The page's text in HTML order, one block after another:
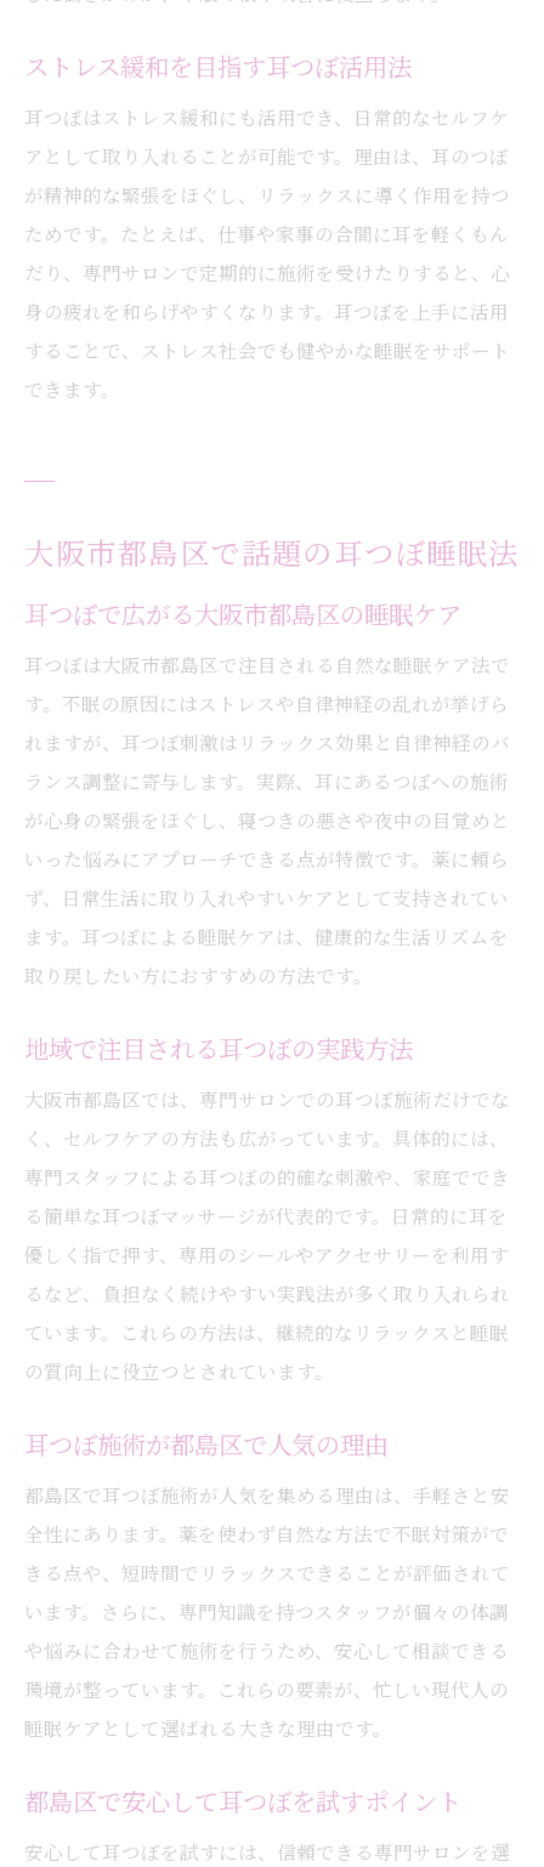
自然な眠りをサポートする耳つぼ活用術
快眠のための耳つぼルーティン例
耳つぼと共に取り入れたい生活習慣
ストレス緩和を目指す耳つぼ活用法
耳つぼはストレス緩和にも活用でき、日常的なセルフケ
アとして取り入れることが可能です。理由は、耳のつぼ
が精神的な緊張をほぐし、リラックスに導く作用を持つ
ためです。たとえば、仕事や家事の合間に耳を軽くもん
だり、専門サロンで定期的に施術を受けたりすると、心
身の疲れを和らげやすくなります。耳つぼを上手に活用
することで、ストレス社会でも健やかな睡眠をサポート
できます。
大阪市都島区で話題の耳つぼ睡眠法
耳つぼで広がる大阪市都島区の睡眠ケア
耳つぼは大阪市都島区で注目される自然な睡眠ケア法で
す。不眠の原因にはストレスや自律神経の乱れが挙げら
れますが、耳つぼ刺激はリラックス効果と自律神経のバ
ランス調整に寄与します。実際、耳にあるつぼへの施術
が心身の緊張をほぐし、寝つきの悪さや夜中の目覚めと
いった悩みにアプローチできる点が特徴です。薬に頼ら
ず、日常生活に取り入れやすいケアとして支持されてい
ます。耳つぼによる睡眠ケアは、健康的な生活リズムを
取り戻したい方におすすめの方法です。
地域で注目される耳つぼの実践方法
大阪市都島区では、専門サロンでの耳つぼ施術だけでな
く、セルフケアの方法も広がっています。具体的には、
専門スタッフによる耳つぼの的確な刺激や、家庭ででき
る簡単な耳つぼマッサージが代表的です。日常的に耳を
優しく指で押す、専用のシールやアクセサリーを利用す
るなど、負担なく続けやすい実践法が多く取り入れられ
ています。これらの方法は、継続的なリラックスと睡眠
の質向上に役立つとされています。
耳つぼ施術が都島区で人気の理由
都島区で耳つぼ施術が人気を集める理由は、手軽さと安
全性にあります。薬を使わず自然な方法で不眠対策がで
きる点や、短時間でリラックスできることが評価されて
います。さらに、専門知識を持つスタッフが個々の体調
や悩みに合わせて施術を行うため、安心して相談できる
環境が整っています。これらの要素が、忙しい現代人の
睡眠ケアとして選ばれる大きな理由です。
都島区で安心して耳つぼを試すポイント
安心して耳つぼを試すには、信頼できる専門サロンを選